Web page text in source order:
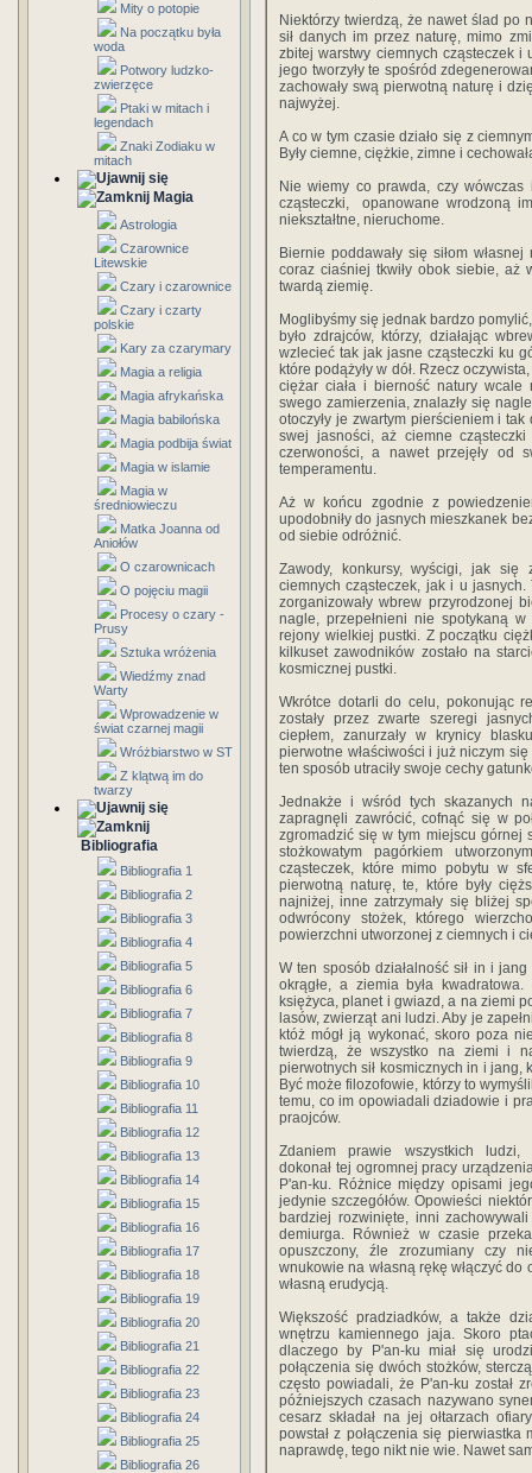
Mity o potopie
Na początku była
woda
Potwory ludzko-
zwierzęce
Ptaki w mitach i
legendach
Znaki Zodiaku w
mitach
Magia
Astrologia
Czarownice
Litewskie
Czary i czarownice
Czary i czarty
polskie
Kary za czarymary
Magia a religia
Magia afrykańska
Magia babilońska
Magia podbija świat
Magia w islamie
Magia w
średniowieczu
Matka Joanna od
Aniołów
O czarownicach
O pojęciu magii
Procesy o czary -
Prusy
Sztuka wróżenia
Wiedźmy znad
Warty
Wprowadzenie w
świat czarnej magii
Wróżbiarstwo w ST
Z klątwą im do
twarzy
Bibliografia
Bibliografia 1
Bibliografia 2
Bibliografia 3
Bibliografia 4
Bibliografia 5
Bibliografia 6
Bibliografia 7
Bibliografia 8
Bibliografia 9
Bibliografia 10
Bibliografia 11
Bibliografia 12
Bibliografia 13
Bibliografia 14
Bibliografia 15
Bibliografia 16
Bibliografia 17
Bibliografia 18
Bibliografia 19
Bibliografia 20
Bibliografia 21
Bibliografia 22
Bibliografia 23
Bibliografia 24
Bibliografia 25
Bibliografia 26
Niektórzy twierdzą, że nawet ślad po
sił danych im przez naturę, mimo
zbitej warstwy ciemnych cząsteczek i
jego tworzyły te spośród
zachowały swą pierwotną naturę i
najwyżej.
A co w tym czasie działo się z
Były ciemne, ciężkie, zimne i
Nie wiemy co prawda, czy wówczas
cząsteczki, opanowane wrodzoną
niekształtne, nieruchome.
Biernie poddawały się siłom
coraz ciaśniej tkwiły obok siebie, aż
twardą ziemię.
Moglibyśmy się jednak bardzo
było zdrajców, którzy, działając
wzlecieć tak jak jasne cząsteczki ku
które podążyły w dół. Rzecz
ciężar ciała i bierność natury wcale
swego zamierzenia, znalazły się
otoczyły je zwartym pierścieniem i tak
swej jasności, aż ciemne
czerwoności, a nawet przejęły od
temperamentu.
Aż w końcu zgodnie z
upodobniły do jasnych mieszkanek
od siebie odróżnić.
Zawody, konkursy, wyścigi, jak się
ciemnych cząsteczek, jak i u
zorganizowały wbrew przyrodzonej
nagle, przepełnieni nie spotykaną
rejony wielkiej pustki. Z początku
kilkuset zawodników zostało na
kosmicznej pustki.
Wkrótce dotarli do celu, pokonując
zostały przez zwarte szeregi
ciepłem, zanurzały w krynicy
pierwotne właściwości i już niczym
ten sposób utraciły swoje cechy
Jednakże i wśród tych skazanych
zapragnęli zawrócić, cofnąć się w
zgromadzić się w tym miejscu górnej
stożkowatym pagórkiem
cząsteczek, które mimo pobytu w
pierwotną naturę, te, które były
najniżej, inne zatrzymały się bliżej
odwrócony stożek, którego
powierzchni utworzonej z ciemnych i
W ten sposób działalność sił in i
okrągłe, a ziemia była
księżyca, planet i gwiazd, a na ziemi
lasów, zwierząt ani ludzi. Aby je
któż mógł ją wykonać, skoro poza
twierdzą, że wszystko na ziemi i
pierwotnych sił kosmicznych in i jang,
Być może filozofowie, którzy to
temu, co im opowiadali dziadowie i
praojców.
Zdaniem prawie wszystkich ludzi,
dokonał tej ogromnej pracy
P'an-ku. Różnice między opisami
jedynie szczegółów. Opowieści
bardziej rozwinięte, inni
demiurga. Również w czasie
opuszczony, źle zrozumiany czy
wnukowie na własną rękę włączyć
własną erudycją.
Większość pradziadków, a także
wnętrzu kamiennego jaja. Skoro
dlaczego by P'an-ku miał się
połączenia się dwóch stożków,
często powiadali, że P'an-ku został
późniejszych czasach nazywano
cesarz składał na jej ołtarzach
powstał z połączenia się
naprawdę, tego nikt nie wie. Nawet